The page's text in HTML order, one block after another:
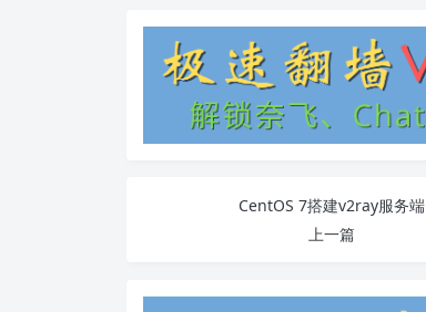
CentOS 7搭建v2ray服务端
上一篇